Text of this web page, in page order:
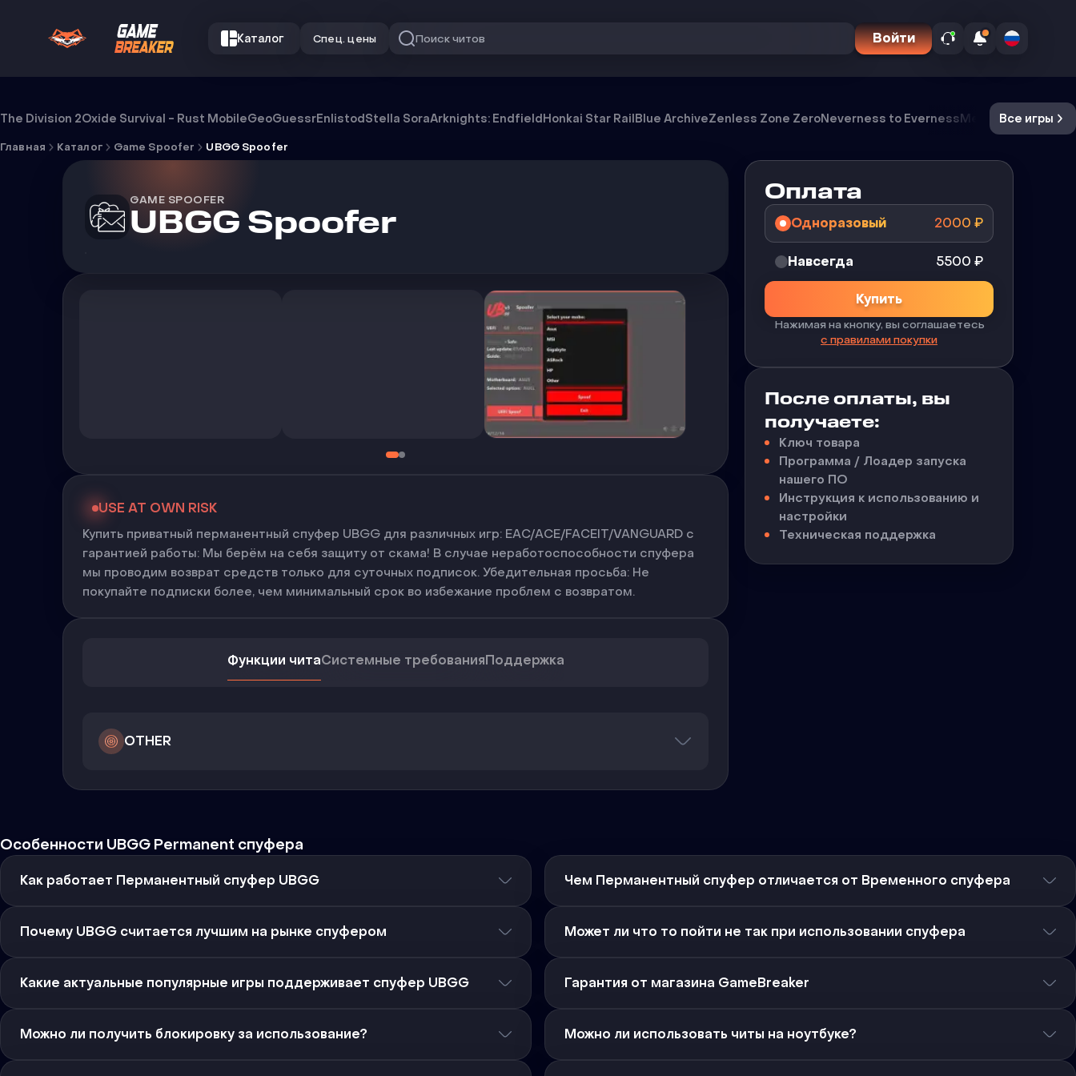
Каталог Спец. цены Поиск читов Войти
The Division 2Oxide Survival - Rust MobileGeoGuessrEnlistodStella SoraArknights: EndfieldHonkai Star RailBlue ArchiveZenless Zone ZeroNeverness to EvernessMecchaВсе игры
Главная Каталог Game Spoofer UBGG Spoofer
GAME SPOOFER
UBGG Spoofer
USE AT OWN RISK
Купить приватный перманентный спуфер UBGG для различных игр: EAC/ACE/FACEIT/VANGUARD с
гарантией работы: Мы берём на себя защиту от скама! В случае неработоспособности спуфера
мы проводим возврат средств только для суточных подписок. Убедительная просьба: Не
покупайте подписки более, чем минимальный срок во избежание проблем с возвратом.
Функции читаСистемные требованияПоддержка
OTHER
Оплата
Одноразовый 2000 ₽
Навсегда 5500 ₽
Купить
Нажимая на кнопку, вы соглашаетесь
с правилами покупки
После оплаты, вы
получаете:
Ключ товара
Программа / Лоадер запуска
нашего ПО
Инструкция к использованию и
настройки
Техническая поддержка
Особенности UBGG Permanent спуфера
Как работает Перманентный спуфер UBGG Чем Перманентный спуфер отличается от Временного спуфера
Почему UBGG считается лучшим на рынке спуфером Может ли что то пойти не так при использовании спуфера
Какие актуальные популярные игры поддерживает спуфер UBGG Гарантия от магазина GameBreaker
Можно ли получить блокировку за использование? Можно ли использовать читы на ноутбуке?